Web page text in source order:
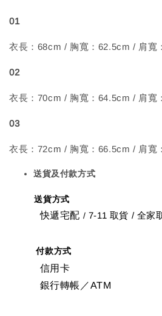
01
衣長：68cm / 胸寬：62.5cm / 肩寬
02
衣長：70cm / 胸寬：64.5cm / 肩寬
03
衣長：72cm / 胸寬：66.5cm / 肩寬
送貨及付款方式
送貨方式
快遞宅配 / 7-11 取貨 / 全家
付款方式
信用卡
銀行轉帳／ATM